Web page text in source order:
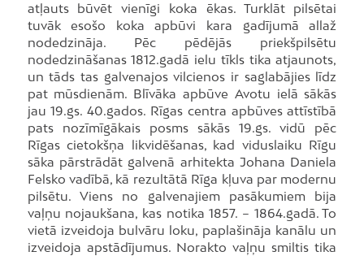
atļauts būvēt vienīgi koka ēkas. Turklāt pilsētai
tuvāk esošo koka apbūvi kara gadījumā allaž
nodedzināja. Pēc pēdējās priekšpilsētu
nodedzināšanas 1812.gadā ielu tīkls tika atjaunots,
un tāds tas galvenajos vilcienos ir saglabājies līdz
pat mūsdienām. Blīvāka apbūve Avotu ielā sākās
jau 19.gs. 40.gados. Rīgas centra apbūves attīstībā
pats nozīmīgākais posms sākās 19.gs. vidū pēc
Rīgas cietokšņa likvidēšanas, kad viduslaiku Rīgu
sāka pārstrādāt galvenā arhitekta Johana Daniela
Felsko vadībā, kā rezultātā Rīga kļuva par modernu
pilsētu. Viens no galvenajiem pasākumiem bija
vaļņu nojaukšana, kas notika 1857. – 1864.gadā. To
vietā izveidoja bulvāru loku, paplašināja kanālu un
izveidoja apstādījumus. Norakto vaļņu smiltis tika